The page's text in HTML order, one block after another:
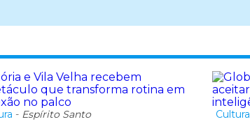
- Espírito Santo Cultura